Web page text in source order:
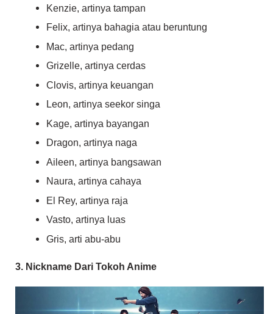
Kenzie, artinya tampan
Felix, artinya bahagia atau beruntung
Mac, artinya pedang
Grizelle, artinya cerdas
Clovis, artinya keuangan
Leon, artinya seekor singa
Kage, artinya bayangan
Dragon, artinya naga
Aileen, artinya bangsawan
Naura, artinya cahaya
El Rey, artinya raja
Vasto, artinya luas
Gris, arti abu-abu
3. Nickname Dari Tokoh Anime